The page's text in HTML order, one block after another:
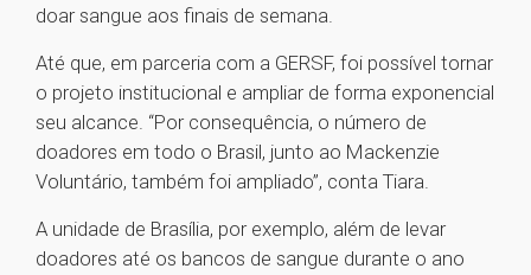
doar sangue aos finais de semana.
Até que, em parceria com a GERSF, foi possível tornar
o projeto institucional e ampliar de forma exponencial
seu alcance. “Por consequência, o número de
doadores em todo o Brasil, junto ao Mackenzie
Voluntário, também foi ampliado”, conta Tiara.
A unidade de Brasília, por exemplo, além de levar
doadores até os bancos de sangue durante o ano